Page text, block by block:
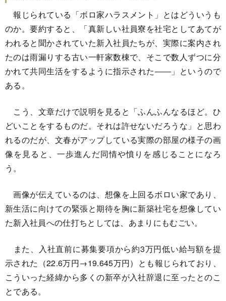
報じられている「ボロ家ハラスメント」とはどういうも
のか。要約すると、「真新しい社員寮を社宅としてあてが
われると聞かされていた新入社員たちが、実際に案内され
たのは雨漏りする古い一軒家数棟で、そこで数人ずつに分
かれて共同生活をするように指示された――」というので
ある。
こう、文章だけで説明を見ると「ふんふんなるほど。ひ
どいことをするものだ。それは許せないだろうな」と思わ
れるのだが、文春がアップしている実際の部屋の様子の画
像を見ると、一歩進んだ同情や憤りを感じることになろ
う。
画像が伝えているのは、想像を上回るボロい家であり、
新生活に向けての緊張と期待を胸に新築社宅を想像してい
た新入社員への仕打ちとしては、あまりにもむごい。
また、入社直前に募集要項から約3万円低い給与額を提
示された（22.6万円→19.645万円）とも報じられており、
こういった経緯から多くの新卒が入社辞退に至ったとのこ
とである。